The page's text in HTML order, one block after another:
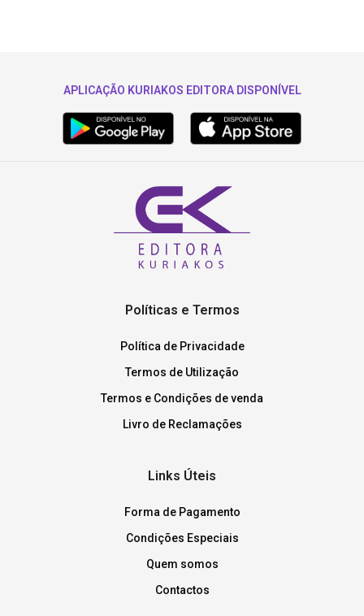
APLICAÇÃO KURIAKOS EDITORA DISPONÍVEL
Políticas e Termos
Política de Privacidade
Termos de Utilização
Termos e Condições de venda
Livro de Reclamações
Links Úteis
Forma de Pagamento
Condições Especiais
Quem somos
Contactos